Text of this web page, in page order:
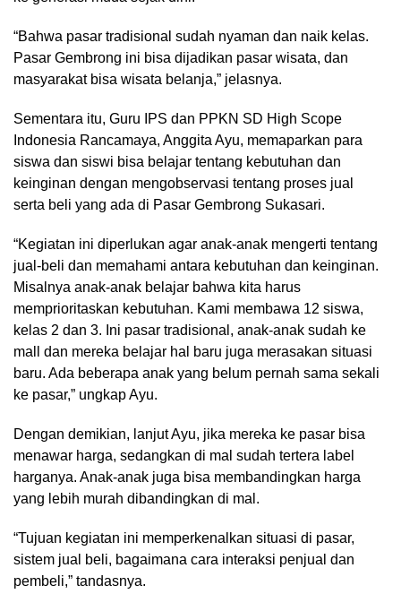
“Bahwa pasar tradisional sudah nyaman dan naik kelas.
Pasar Gembrong ini bisa dijadikan pasar wisata, dan
masyarakat bisa wisata belanja,” jelasnya.
Sementara itu, Guru IPS dan PPKN SD High Scope
Indonesia Rancamaya, Anggita Ayu, memaparkan para
siswa dan siswi bisa belajar tentang kebutuhan dan
keinginan dengan mengobservasi tentang proses jual
serta beli yang ada di Pasar Gembrong Sukasari.
“Kegiatan ini diperlukan agar anak-anak mengerti tentang
jual-beli dan memahami antara kebutuhan dan keinginan.
Misalnya anak-anak belajar bahwa kita harus
memprioritaskan kebutuhan. Kami membawa 12 siswa,
kelas 2 dan 3. Ini pasar tradisional, anak-anak sudah ke
mall dan mereka belajar hal baru juga merasakan situasi
baru. Ada beberapa anak yang belum pernah sama sekali
ke pasar,” ungkap Ayu.
Dengan demikian, lanjut Ayu, jika mereka ke pasar bisa
menawar harga, sedangkan di mal sudah tertera label
harganya. Anak-anak juga bisa membandingkan harga
yang lebih murah dibandingkan di mal.
“Tujuan kegiatan ini memperkenalkan situasi di pasar,
sistem jual beli, bagaimana cara interaksi penjual dan
pembeli,” tandasnya.